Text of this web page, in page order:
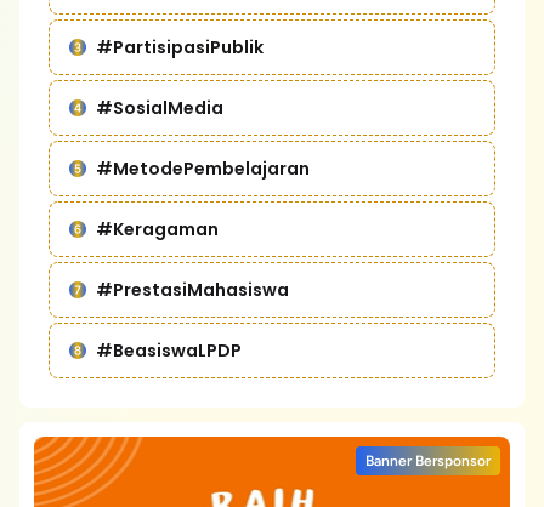
#PartisipasiPublik
#SosialMedia
#MetodePembelajaran
#Keragaman
#PrestasiMahasiswa
#BeasiswaLPDP
Banner Bersponsor